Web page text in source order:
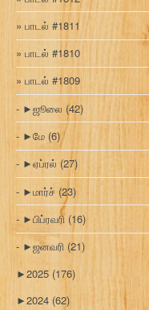
பாடல் #1811
பாடல் #1810
பாடல் #1809
►ஜூலை (42)
►மே (6)
►ஏப்ரல் (27)
►மார்ச் (23)
►பிப்ரவரி (16)
►ஜனவரி (21)
►2025 (176)
►2024 (62)